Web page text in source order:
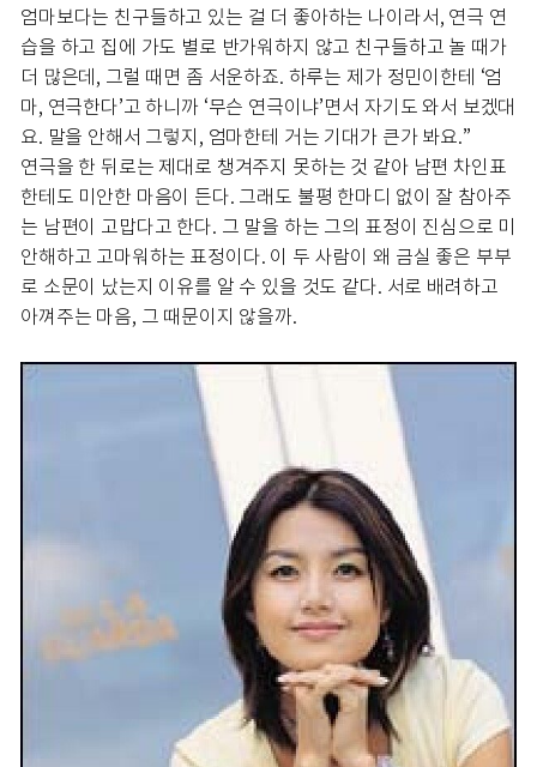
엄마보다는 친구들하고 있는 걸 더 좋아하는 나이라서, 연극 연
습을 하고 집에 가도 별로 반가워하지 않고 친구들하고 놀 때가
더 많은데, 그럴 때면 좀 서운하죠. 하루는 제가 정민이한테 ‘엄
마, 연극한다’고 하니까 ‘무슨 연극이냐’면서 자기도 와서 보겠대
요. 말을 안해서 그렇지, 엄마한테 거는 기대가 큰가 봐요.”
연극을 한 뒤로는 제대로 챙겨주지 못하는 것 같아 남편 차인표
한테도 미안한 마음이 든다. 그래도 불평 한마디 없이 잘 참아주
는 남편이 고맙다고 한다. 그 말을 하는 그의 표정이 진심으로 미
안해하고 고마워하는 표정이다. 이 두 사람이 왜 금실 좋은 부부
로 소문이 났는지 이유를 알 수 있을 것도 같다. 서로 배려하고
아껴주는 마음, 그 때문이지 않을까.